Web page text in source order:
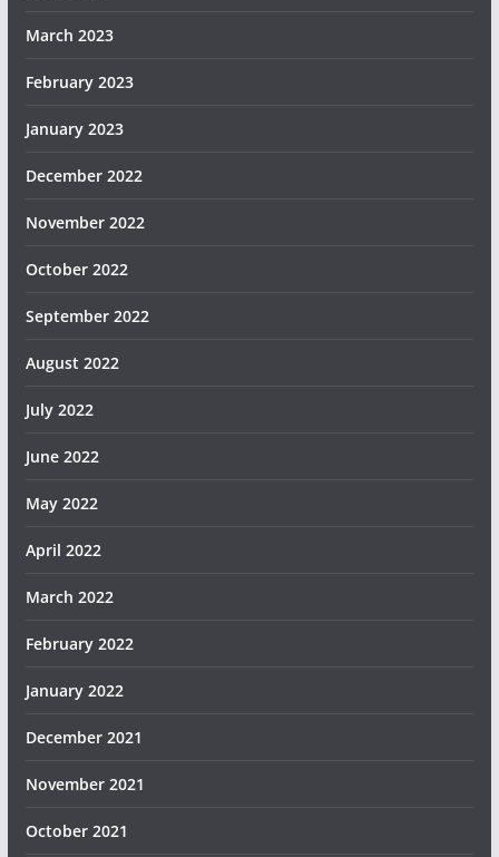
March 2023
February 2023
January 2023
December 2022
November 2022
October 2022
September 2022
August 2022
July 2022
June 2022
May 2022
April 2022
March 2022
February 2022
January 2022
December 2021
November 2021
October 2021